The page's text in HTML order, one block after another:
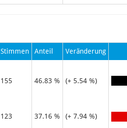
Stimmen Anteil Veränderung
155 46.83 % (+ 5.54 %)
123 37.16 % (+ 7.94 %)